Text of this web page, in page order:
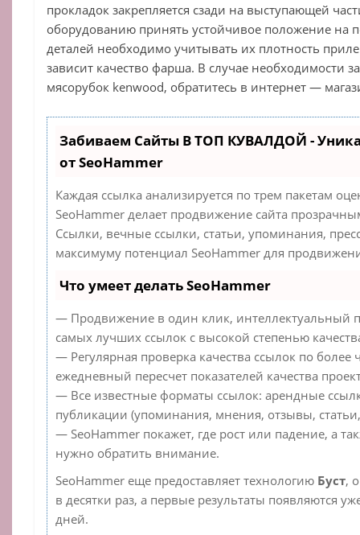
прокладок закрепляется сзади на выступающей
оборудованию принять устойчивое положение на
деталей необходимо учитывать их плотность
зависит качество фарша. В случае необходимости
мясорубок kenwood, обратитесь в интернет —
Забиваем Сайты В ТОП КУВАЛДОЙ -
от SeoHammer
Каждая ссылка анализируется по трем пакетам
SeoHammer делает продвижение сайта
Ссылки, вечные ссылки, статьи, упоминания,
максимуму потенциал SeoHammer для
Что умеет делать SeoHammer
— Продвижение в один клик, интеллектуальный
самых лучших ссылок с высокой степенью
— Регулярная проверка качества ссылок по более
ежедневный пересчет показателей качества
— Все известные форматы ссылок: арендные
публикации (упоминания, мнения, отзывы,
— SeoHammer покажет, где рост или падение, а
нужно обратить внимание.
SeoHammer еще предоставляет технологию Буст,
в десятки раз, а первые результаты появляются
дней.